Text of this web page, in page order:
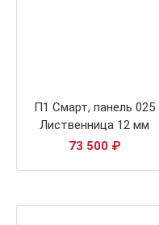
П1 Смарт, панель 025
Лиственница 12 мм
73 500 ₽